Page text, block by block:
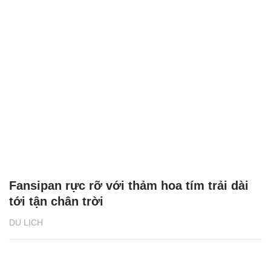
DU LỊCH
Fansipan rực rỡ với thảm hoa tím trải dài
tới tận chân trời